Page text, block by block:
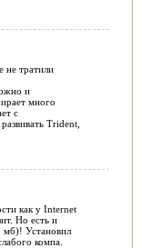
не тратили
и
много
с
Trident,
как у Internet
Но есть и
мб)! Установил
компа.